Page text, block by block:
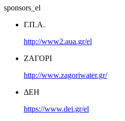
sponsors_el
Γ.Π.Α.
http://www2.aua.gr/el
ΖΑΓΟΡΙ
http://www.zagoriwater.gr/
ΔΕΗ
https://www.dei.gr/el